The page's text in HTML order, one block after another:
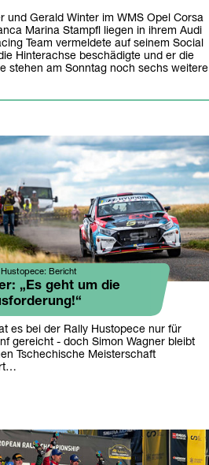
und Gerald Winter im WMS Opel Corsa
Marina Stampfl liegen in ihrem Audi
Team vermeldete auf seinem Social
Hinterachse beschädigte und er die
stehen am Sonntag noch sechs weitere
Hustopece: Bericht
„Es geht um die
es bei der Rally Hustopece nur für
gereicht - doch Simon Wagner bleibt
Tschechische Meisterschaft